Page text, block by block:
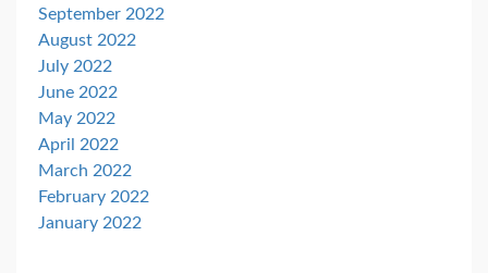
September 2022
August 2022
July 2022
June 2022
May 2022
April 2022
March 2022
February 2022
January 2022